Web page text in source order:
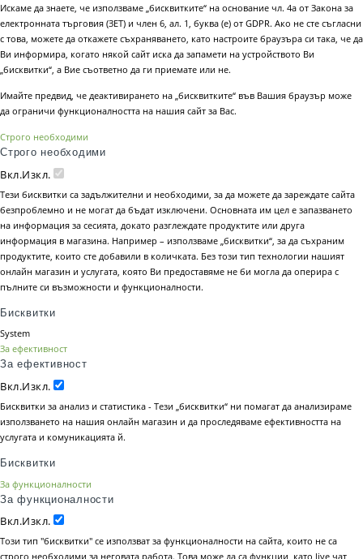
Искаме да знаете, че използваме „бисквитките“ на основание чл. 4а от Закона за
електронната търговия (ЗЕТ) и член 6, ал. 1, буква (е) от GDPR. Ако не сте съгласни
с това, можете да откажете съхраняването, като настроите браузъра си така, че да
Ви информира, когато някой сайт иска да запамети на устройството Ви
„бисквитки“, а Вие съответно да ги приемате или не.
Имайте предвид, че деактивирането на „бисквитките“ във Вашия браузър може
да ограничи функционалността на нашия сайт за Вас.
Строго необходими
Строго необходими
Вкл.Изкл.
Тези бисквитки са задължителни и необходими, за да можете да зареждате сайта
безпроблемно и не могат да бъдат изключени. Основната им цел е запазването
на информация за сесията, докато разглеждате продуктите или друга
информация в магазина. Например – използваме „бисквитки“, за да съхраним
продуктите, които сте добавили в количката. Без този тип технологии нашият
онлайн магазин и услугата, която Ви предоставяме не би могла да оперира с
пълните си възможности и функционалности.
Бисквитки
System
За ефективност
За ефективност
Вкл.Изкл.
Бисквитки за анализ и статистика - Тези „бисквитки“ ни помагат да анализираме
използването на нашия онлайн магазин и да проследяваме ефективността на
услугата и комуникацията й.
Бисквитки
За функционалности
За функционалности
Вкл.Изкл.
Този тип "бисквитки" се използват за функционалности на сайта, които не са
строго необходими за неговата работа. Това може да са функции, като live чат